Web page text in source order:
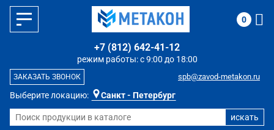
Выберите локацию: Санкт - Петербург
режим работы: с 9:00 до 18:00
+7 (812) 642-41-12
spb@zavod-metakon.ru
ЗАКАЗАТЬ ЗВОНОК
0